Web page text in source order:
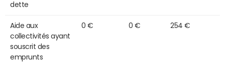
dette
Aide aux
collectivités ayant
souscrit des
emprunts
0 € 0 € 254 €